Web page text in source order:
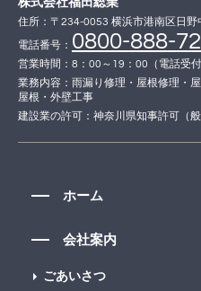
住所：〒234-0053 横浜市港南区日野
電話番号： 0800-888-
営業時間：8：00～19：00（電話受
業務内容：雨漏り修理・屋根修理・
屋根・外壁工事
建設業の許可：神奈川県知事許可（
ホーム
会社案内
ごあいさつ